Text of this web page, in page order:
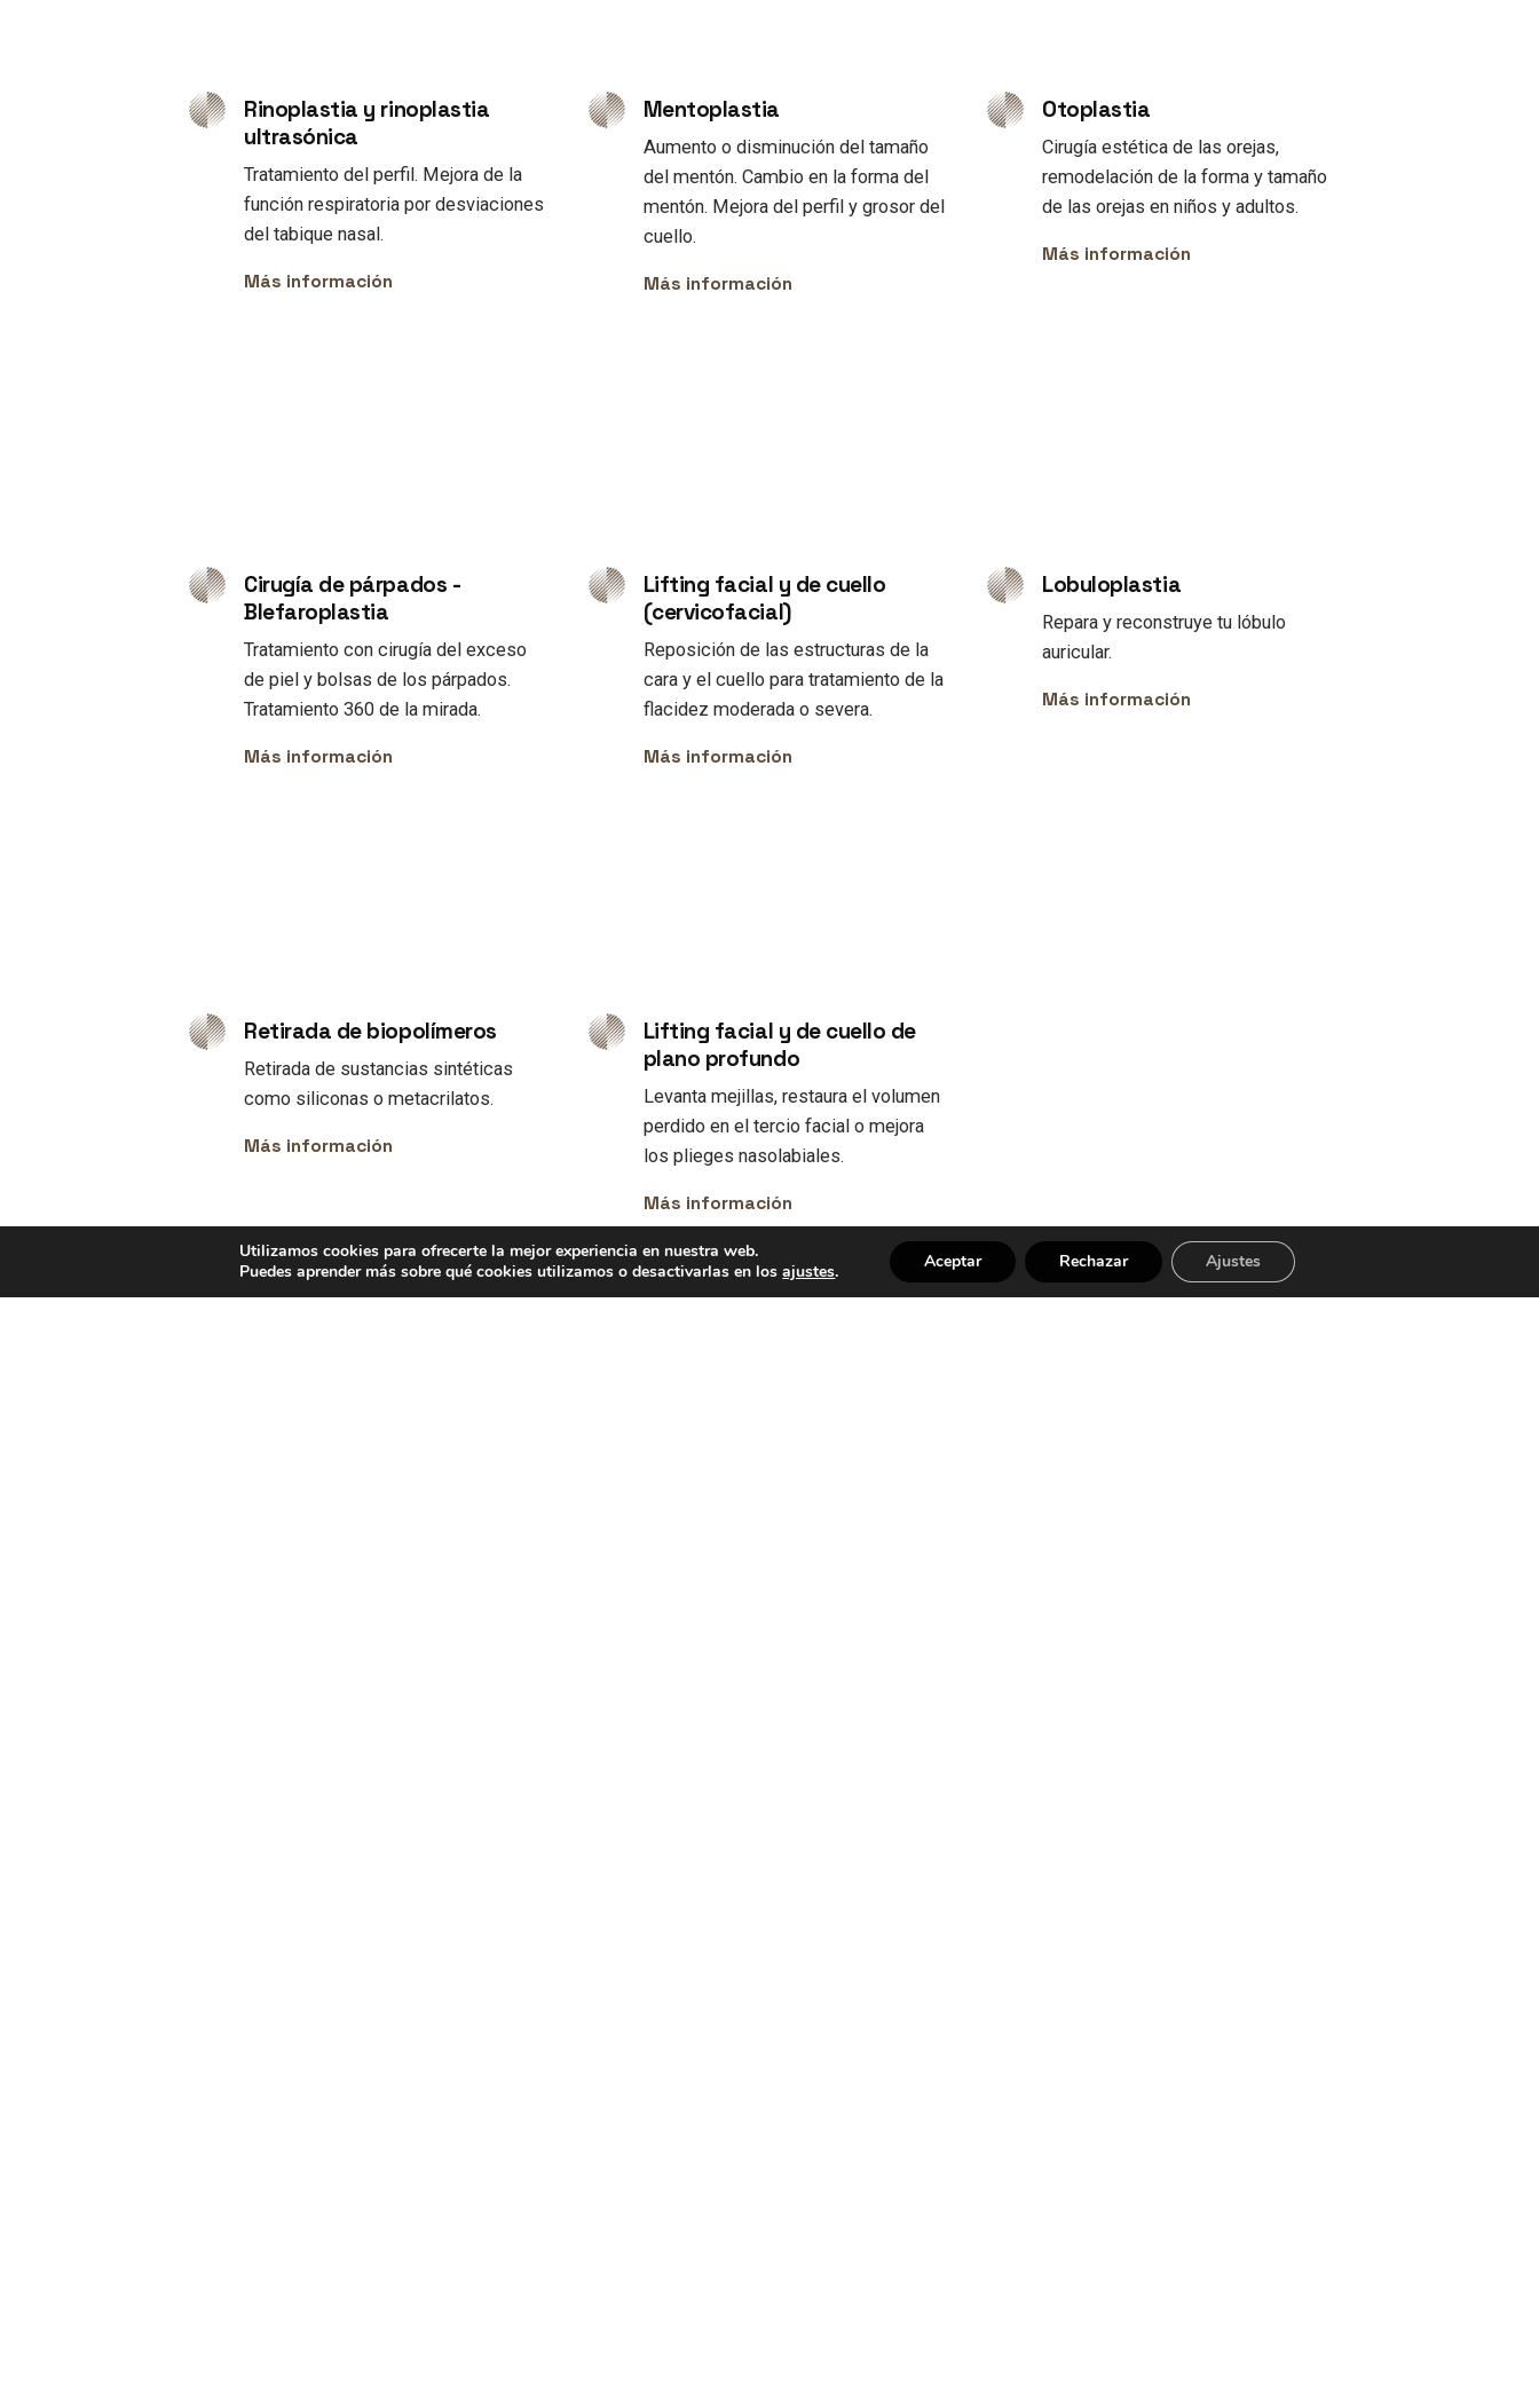
Rinoplastia y rinoplastia
ultrasónica
Tratamiento del perfil. Mejora de la
función respiratoria por desviaciones
del tabique nasal.
Más información
Mentoplastia
Aumento o disminución del tamaño
del mentón. Cambio en la forma del
mentón. Mejora del perfil y grosor del
cuello.
Más información
Otoplastia
Cirugía estética de las orejas,
remodelación de la forma y tamaño
de las orejas en niños y adultos.
Más información
Cirugía de párpados -
Blefaroplastia
Tratamiento con cirugía del exceso
de piel y bolsas de los párpados.
Tratamiento 360 de la mirada.
Más información
Lifting facial y de cuello
(cervicofacial)
Reposición de las estructuras de la
cara y el cuello para tratamiento de la
flacidez moderada o severa.
Más información
Lobuloplastia
Repara y reconstruye tu lóbulo
auricular.
Más información
Retirada de biopolímeros
Retirada de sustancias sintéticas
como siliconas o metacrilatos.
Más información
Lifting facial y de cuello de
plano profundo
Levanta mejillas, restaura el volumen
perdido en el tercio facial o mejora
los plieges nasolabiales.
Más información
Utilizamos cookies para ofrecerte la mejor experiencia en nuestra web.
Puedes aprender más sobre qué cookies utilizamos o desactivarlas en losajustes. Aceptar Rechazar Ajustes